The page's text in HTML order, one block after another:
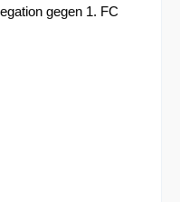
gegen 1. FC